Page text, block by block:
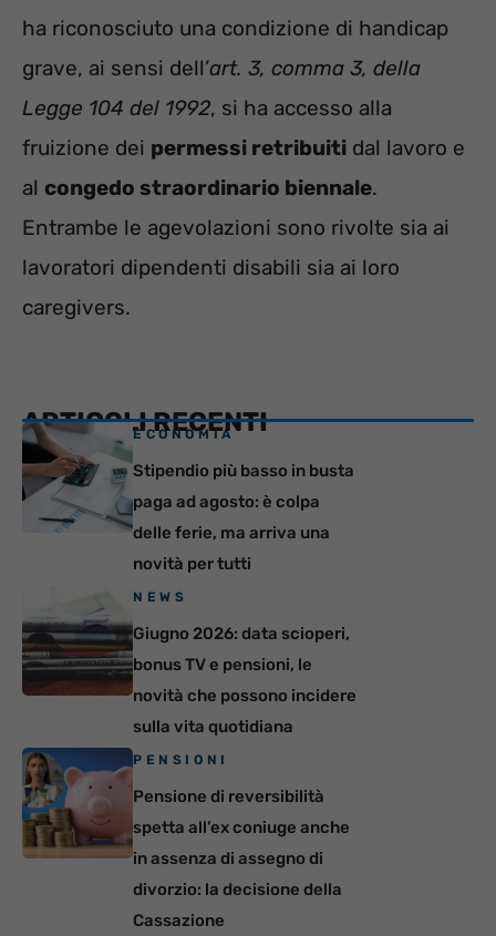
ha riconosciuto una condizione di handicap
grave, ai sensi dell’art. 3, comma 3, della
Legge 104 del 1992, si ha accesso alla
fruizione dei permessi retribuiti dal lavoro e
al congedo straordinario biennale.
Entrambe le agevolazioni sono rivolte sia ai
lavoratori dipendenti disabili sia ai loro
caregivers.
ARTICOLI RECENTI
ECONOMIA
Stipendio più basso in busta
paga ad agosto: è colpa
delle ferie, ma arriva una
novità per tutti
NEWS
Giugno 2026: data scioperi,
bonus TV e pensioni, le
novità che possono incidere
sulla vita quotidiana
PENSIONI
Pensione di reversibilità
spetta all’ex coniuge anche
in assenza di assegno di
divorzio: la decisione della
Cassazione